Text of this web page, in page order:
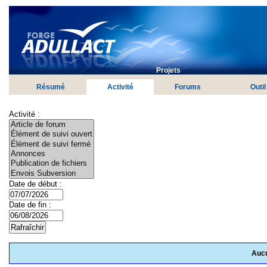
Projets
Résumé Activité Forums
Activité :
Date de début :
Date de fin :